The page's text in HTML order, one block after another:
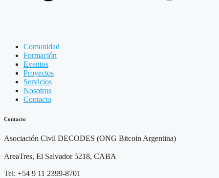
Comunidad
Formación
Eventos
Proyectos
Servicios
Nosotros
Contacto
Contacto
Asociación Civil DECODES (ONG Bitcoin Argentina)
AreaTres, El Salvador 5218, CABA
Tel: +54 9 11 2399-8701